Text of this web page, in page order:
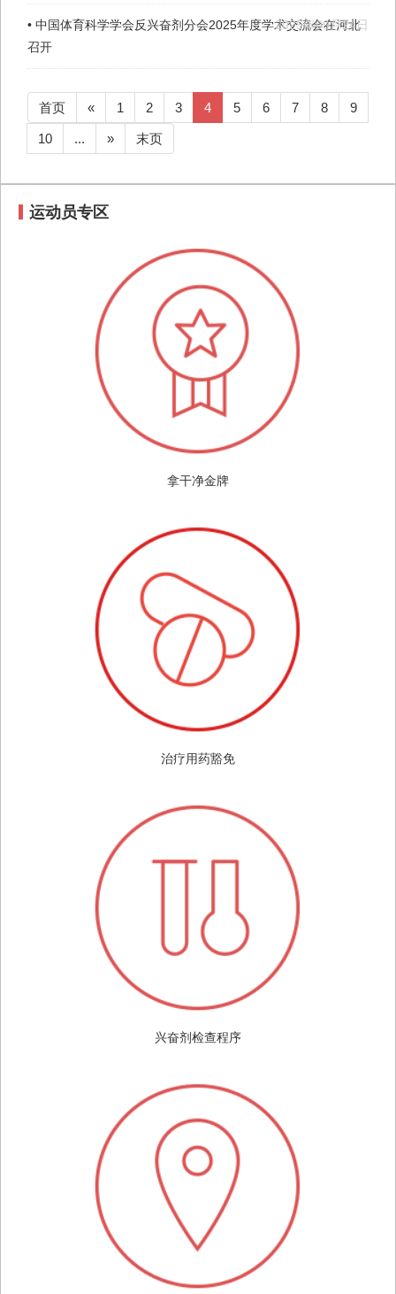
• 中国体育科学学会反兴奋剂分会2025年度学术交流会在河北
召开
2025年09月24日
首页 « 1 2 3 4 5 6 7 8 9
10 ... » 末页
运动员专区
拿干净金牌
治疗用药豁免
兴奋剂检查程序